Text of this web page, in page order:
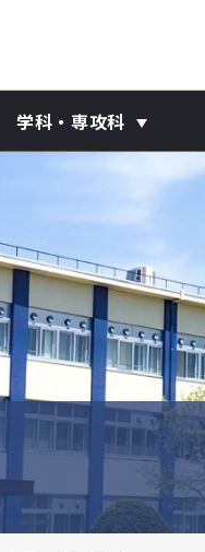
学科・専攻科